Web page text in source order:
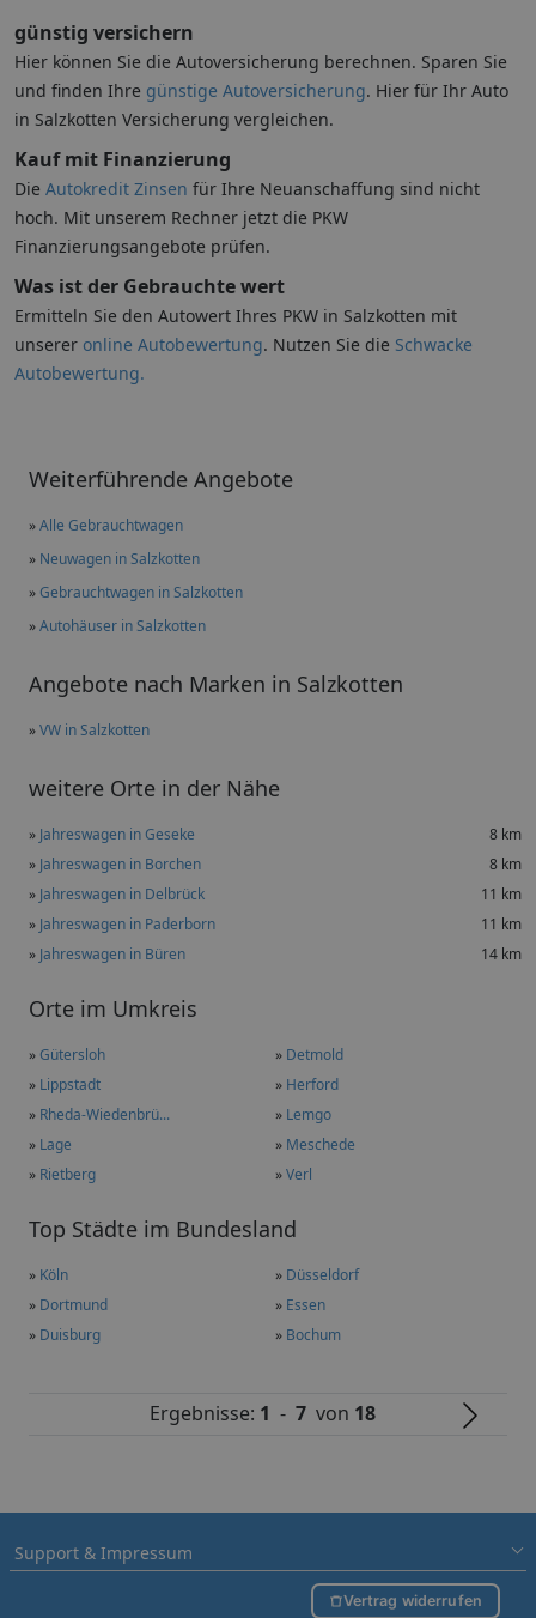
Weiterführende Angebote
»Alle Gebrauchtwagen
» Neuwagen in Salzkotten
»Gebrauchtwagen in Salzkotten
»Autohäuser in Salzkotten
Angebote nach Marken in Salzkotten
»VW in Salzkotten
weitere Orte in der Nähe
» Jahreswagen in Geseke
8 km
» Jahreswagen in Borchen
8 km
» Jahreswagen in Delbrück
11 km
» Jahreswagen in Paderborn
11 km
» Jahreswagen in Büren 14 km
Orte im Umkreis
»Gütersloh » Detmold
» Lippstadt » Herford
» Rheda-Wiedenbrü... » Lemgo
» Lage » Meschede
» Rietberg »Verl
Top Städte im Bundesland
» Köln » Düsseldorf
» Dortmund » Essen
» Duisburg » Bochum
günstig versichern
Hier können Sie die Autoversicherung berechnen. Sparen Sie
und finden Ihre günstige Autoversicherung. Hier für Ihr Auto
in Salzkotten Versicherung vergleichen.
Kauf mit Finanzierung
Die Autokredit Zinsen für Ihre Neuanschaffung sind nicht
hoch. Mit unserem Rechner jetzt die PKW
Finanzierungsangebote prüfen.
Was ist der Gebrauchte wert
Ermitteln Sie den Autowert Ihres PKW in Salzkotten mit
unserer online Autobewertung. Nutzen Sie die Schwacke
Autobewertung.
Ergebnisse: 1 -7 von 18
Support & Impressum
Vertrag widerrufen